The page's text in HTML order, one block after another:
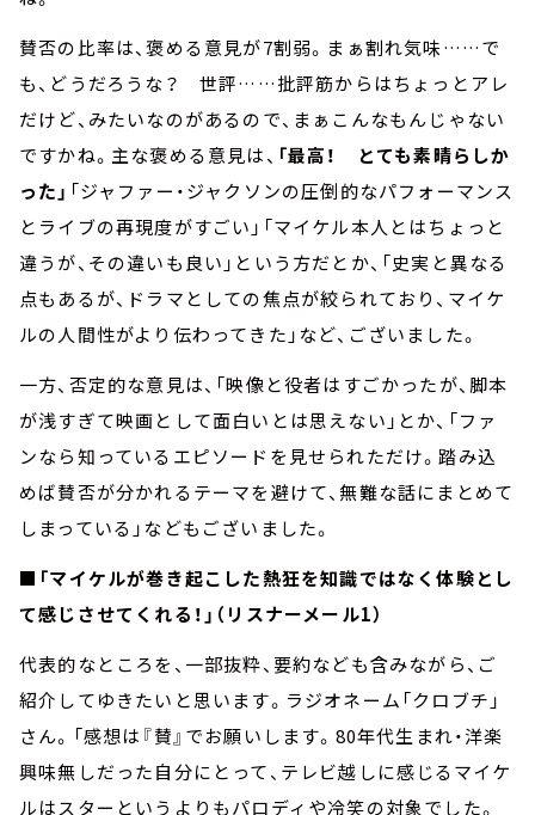
賛否の比率は、褒める意見が7割弱。まぁ割れ気味……で
も、どうだろうな？ 世評……批評筋からはちょっとアレ
だけど、みたいなのがあるので、まぁこんなもんじゃない
ですかね。主な褒める意見は、 「最高！ とても素晴らしか
った」 「ジャファー・ジャクソンの圧倒的なパフォーマンス
とライブの再現度がすごい」「マイケル本人とはちょっと
違うが、その違いも良い」という方だとか、「史実と異なる
点もあるが、ドラマとしての焦点が絞られており、マイケ
ルの人間性がより伝わってきた」など、ございました。
一方、否定的な意見は、「映像と役者はすごかったが、脚本
が浅すぎて映画として面白いとは思えない」とか、「ファ
ンなら知っているエピソードを見せられただけ。踏み込
めば賛否が分かれるテーマを避けて、無難な話にまとめて
しまっている」などもございました。
■「マイケルが巻き起こした熱狂を知識ではなく体験とし
て感じさせてくれる！」（リスナーメール1）
代表的なところを、一部抜粋、要約なども含みながら、ご
紹介してゆきたいと思います。ラジオネーム「クロブチ」
さん。「感想は『賛』でお願いします。80年代生まれ・洋楽
興味無しだった自分にとって、テレビ越しに感じるマイケ
ルはスターというよりもパロディや冷笑の対象でした。